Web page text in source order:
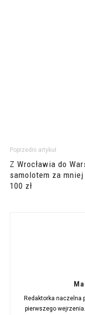
Poprzedni artykuł
Z Wrocławia do
samolotem za
100 zł
Redaktorka naczelna
pierwszego